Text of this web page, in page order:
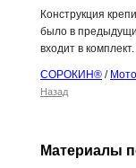
Конструкция
было в
входит в
СОРОКИН® /
Назад
Материалы